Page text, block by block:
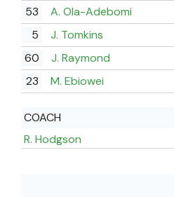
53
A. Ola-Adebomi
5
J. Tomkins
60
J. Raymond
23
M. Ebiowei
COACH
R. Hodgson